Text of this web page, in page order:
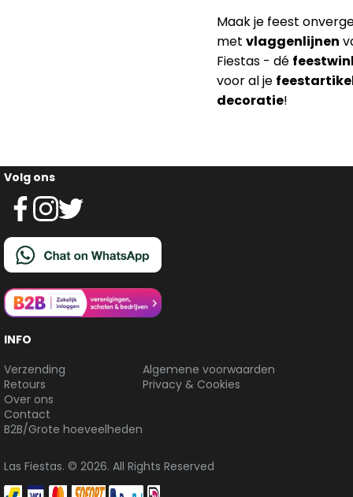
Maak je feest
met vlaggenlijnen
Fiestas - dé
voor al je
decoratie!
Volg ons
INFO
Verzending
Retours
Over ons
Contact
B2B/Grote hoeveelheden
Algemene voorwaarden
Privacy & Cookies
Las Fiestas. © 2026. All Rights Reserved